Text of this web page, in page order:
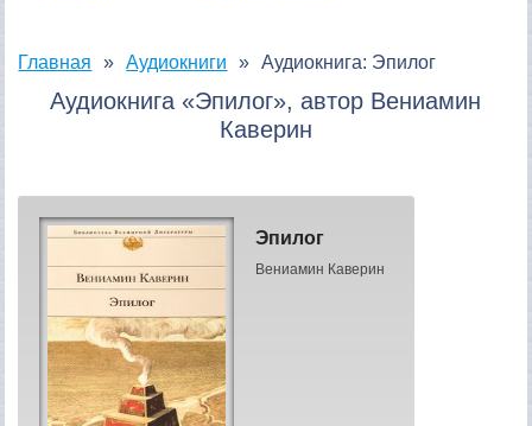
Главная Аудиокниги Аудиокнига: Эпилог
Аудиокнига «Эпилог», автор Вениамин
Каверин
Эпилог
Вениамин Каверин